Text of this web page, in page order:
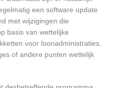
een software update
met wijzigingen die
basis van wettelijke
voor loonadministraties,
of andere punten wettelijk